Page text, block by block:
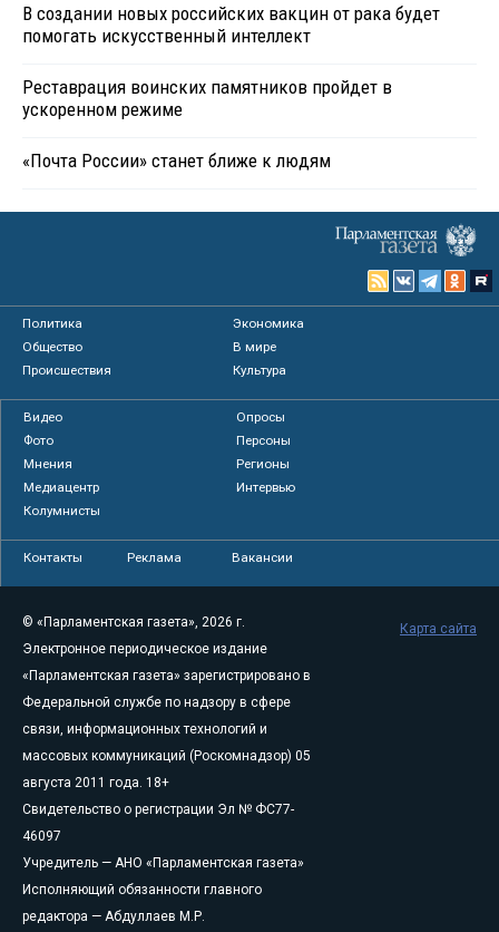
В создании новых российских вакцин от рака будет
помогать искусственный интеллект
Реставрация воинских памятников пройдет в
ускоренном режиме
«Почта России» станет ближе к людям
Политика
Экономика
Общество
В мире
Происшествия
Культура
Видео
Опросы
Фото
Персоны
Мнения
Регионы
Медиацентр
Интервью
Колумнисты
Контакты Реклама Вакансии
© «Парламентская газета», 2026 г.
Электронное периодическое издание
«Парламентская газета» зарегистрировано в
Федеральной службе по надзору в сфере
связи, информационных технологий и
массовых коммуникаций (Роскомнадзор) 05
августа 2011 года. 18+
Свидетельство о регистрации Эл № ФС77-
46097
Учредитель — АНО «Парламентская газета»
Исполняющий обязанности главного
редактора — Абдуллаев М.Р.
Карта сайта